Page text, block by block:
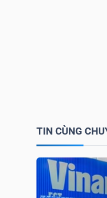
TIN CÙNG
CHÍNH